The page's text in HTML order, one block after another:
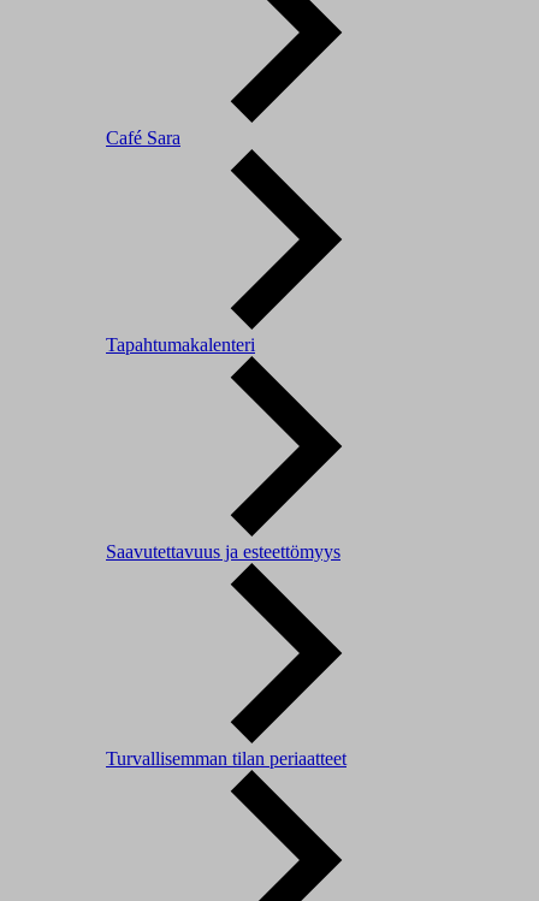
Café Sara
Tapahtumakalenteri
Saavutettavuus ja esteettömyys
Turvallisemman tilan periaatteet